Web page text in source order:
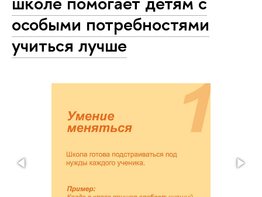
особыми потребностями
учиться лучше